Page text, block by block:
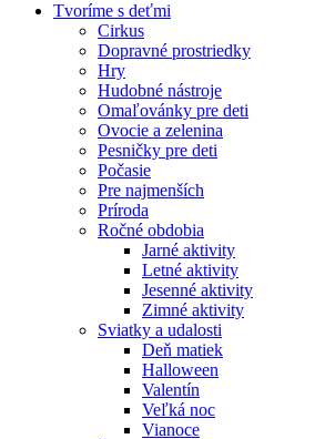
Tvoríme s deťmi
Cirkus
Dopravné prostriedky
Hry
Hudobné nástroje
Omaľovánky pre deti
Ovocie a zelenina
Pesničky pre deti
Počasie
Pre najmenších
Príroda
Ročné obdobia
Jarné aktivity
Letné aktivity
Jesenné aktivity
Zimné aktivity
Sviatky a udalosti
Deň matiek
Halloween
Valentín
Veľká noc
Vianoce